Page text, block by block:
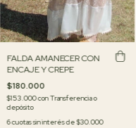
FALDA AMANECER CON
ENCAJE Y CREPE
$180.000
$153.000conTransferencia o
depósito
6cuotas sin interés de$30.000